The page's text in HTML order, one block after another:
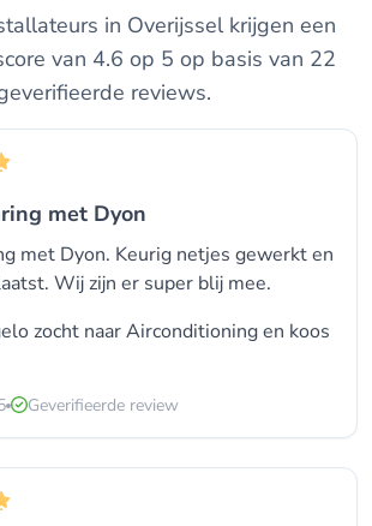
in Overijssel krijgen een
van 4.6 op 5 op basis van 22
reviews.
met Dyon
met Dyon. Keurig netjes gewerkt en
Wij zijn er super blij mee.
zocht naar Airconditioning en koos
Geverifieerde review